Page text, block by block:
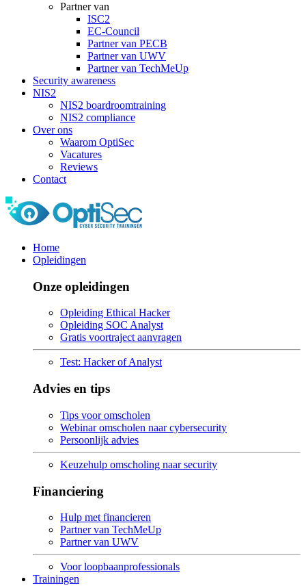
Partner van
ISC2
EC-Council
Partner van PECB
Partner van UWV
Partner van TechMeUp
Security awareness
NIS2
NIS2 boardroomtraining
NIS2 compliance
Over ons
Waarom OptiSec
Vacatures
Reviews
Contact
Home
Opleidingen
Onze opleidingen
Opleiding Ethical Hacker
Opleiding SOC Analyst
Gratis voortraject aanvragen
Test: Hacker of Analyst
Advies en tips
Tips voor omscholen
Webinar omscholen naar cybersecurity
Persoonlijk advies
Keuzehulp omscholing naar security
Financiering
Hulp met financieren
Partner van TechMeUp
Partner van UWV
Voor loopbaanprofessionals
Trainingen